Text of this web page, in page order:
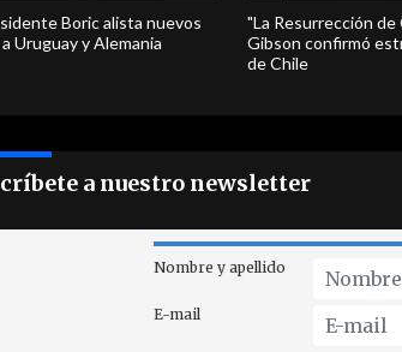
Boric alista nuevos
Uruguay y Alemania
"La Resurrección de
Gibson confirmó
de Chile
a nuestro newsletter
Nombre y apellido
E-mail